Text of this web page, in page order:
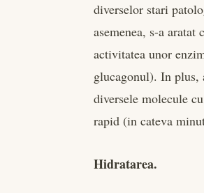
diverselor stari
asemenea, s-a
activitatea unor
glucagonul). In plus,
diversele molecule
rapid (in cateva
Hidratarea.